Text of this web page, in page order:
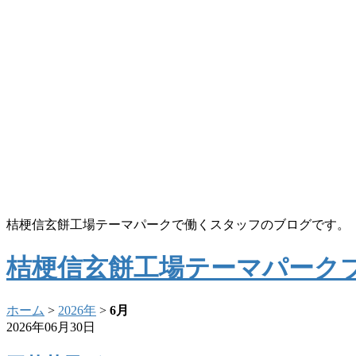
桔梗信玄餅工場テーマパークで働くスタッフのブログです。
桔梗信玄餅工場テーマパーク
ホーム > 2026年 > 6月
2026年06月30日